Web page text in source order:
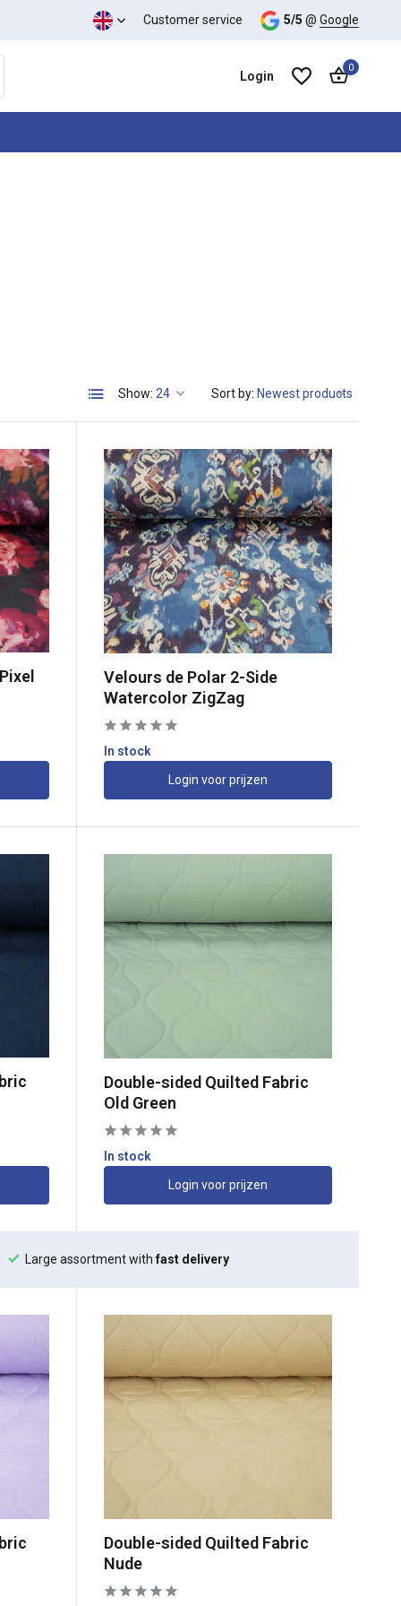
Customer service 5/5 @ Google
Login
0
Show: Sort by:
Velours de Polar 2-Side
Watercolor ZigZag
In stock
Login voor prijzen
Double-sided Quilted Fabric
Old Green
In stock
Login voor prijzen
Large assortment withfast delivery
Double-sided Quilted Fabric
Nude